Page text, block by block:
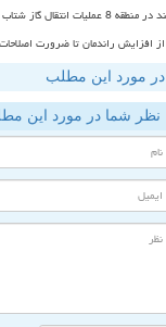
گاز شتاب گرفت
راندمان تا ضرورت
در مورد این مطلب
نظر شما در مورد این